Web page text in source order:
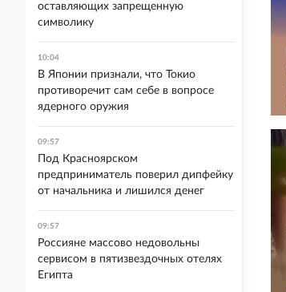
оставляющих запрещенную
символику
10:04
В Японии признали, что Токио
противоречит сам себе в вопросе
ядерного оружия
09:57
Под Красноярском
предприниматель поверил дипфейку
от начальника и лишился денег
09:57
Россияне массово недовольны
сервисом в пятизвездочных отелях
Египта